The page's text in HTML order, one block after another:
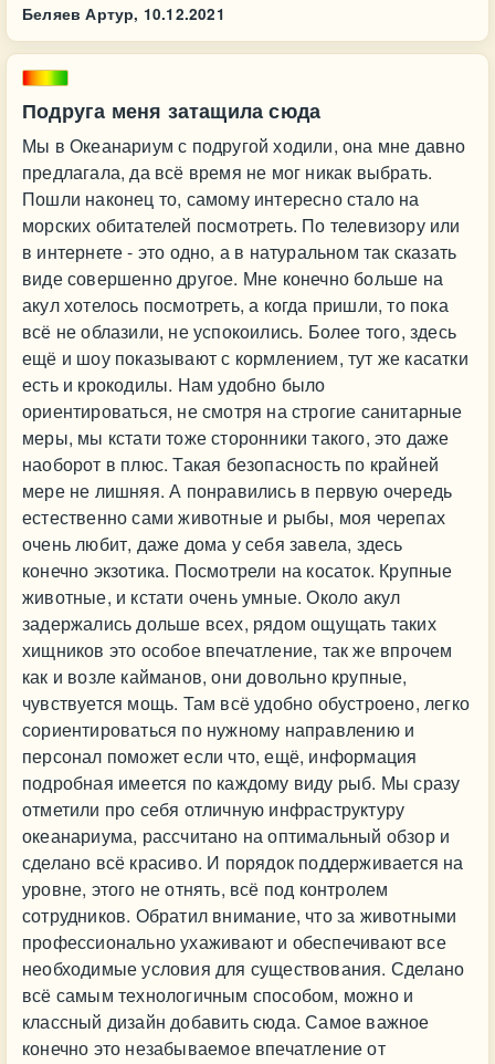
Беляев Артур, 10.12.2021
Подруга меня затащила сюда
Мы в Океанариум с подругой ходили, она мне давно
предлагала, да всё время не мог никак выбрать.
Пошли наконец то, самому интересно стало на
морских обитателей посмотреть. По телевизору или
в интернете - это одно, а в натуральном так сказать
виде совершенно другое. Мне конечно больше на
акул хотелось посмотреть, а когда пришли, то пока
всё не облазили, не успокоились. Более того, здесь
ещё и шоу показывают с кормлением, тут же касатки
есть и крокодилы. Нам удобно было
ориентироваться, не смотря на строгие санитарные
меры, мы кстати тоже сторонники такого, это даже
наоборот в плюс. Такая безопасность по крайней
мере не лишняя. А понравились в первую очередь
естественно сами животные и рыбы, моя черепах
очень любит, даже дома у себя завела, здесь
конечно экзотика. Посмотрели на косаток. Крупные
животные, и кстати очень умные. Около акул
задержались дольше всех, рядом ощущать таких
хищников это особое впечатление, так же впрочем
как и возле кайманов, они довольно крупные,
чувствуется мощь. Там всё удобно обустроено, легко
сориентироваться по нужному направлению и
персонал поможет если что, ещё, информация
подробная имеется по каждому виду рыб. Мы сразу
отметили про себя отличную инфраструктуру
океанариума, рассчитано на оптимальный обзор и
сделано всё красиво. И порядок поддерживается на
уровне, этого не отнять, всё под контролем
сотрудников. Обратил внимание, что за животными
профессионально ухаживают и обеспечивают все
необходимые условия для существования. Сделано
всё самым технологичным способом, можно и
классный дизайн добавить сюда. Самое важное
конечно это незабываемое впечатление от